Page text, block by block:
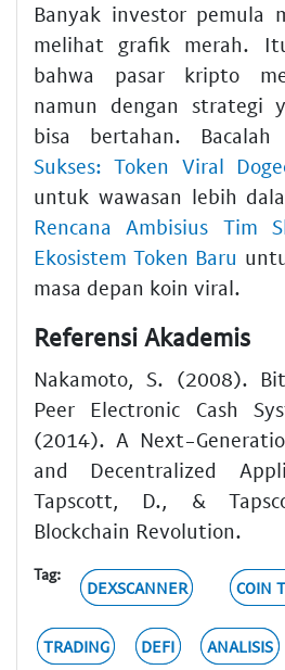
Banyak investor pemula
melihat grafik merah.
bahwa pasar kripto
namun dengan strategi
bisa bertahan. Bacalah
Sukses: Token Viral
untuk wawasan lebih
Rencana Ambisius Tim
Ekosistem Token Baru
masa depan koin viral.
Referensi Akademis
Nakamoto, S. (2008).
Peer Electronic Cash
(2014). A Next-
and Decentralized
Tapscott, D., &
Blockchain Revolution.
Tag:
DEXSCANNER COIN
TRADING DEFI ANALISIS